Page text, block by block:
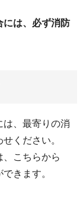
は、必ず消防
は、最寄りの消
ください。
、こちらから
きます。